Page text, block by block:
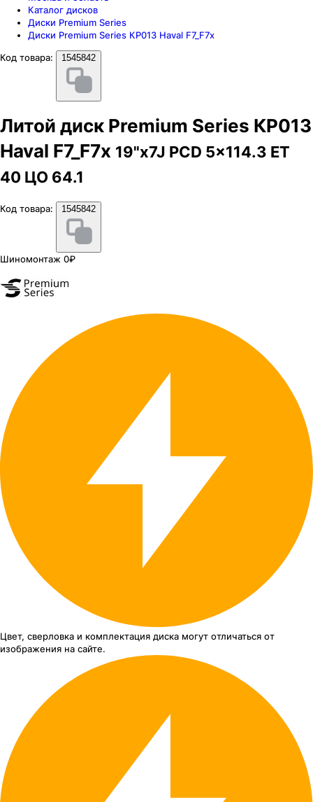
Каталог дисков
Диски Premium Series
Диски Premium Series КР013 Haval F7_F7x
Код товара:
1545842
Литой диск Premium Series КР013
Haval F7_F7x 19"x7J PCD 5x114.3 ЕТ
40 ЦО 64.1
Код товара: 1545842
Шиномонтаж 0₽
Цвет, сверловка и комплектация диска могут отличаться от
изображения на сайте.